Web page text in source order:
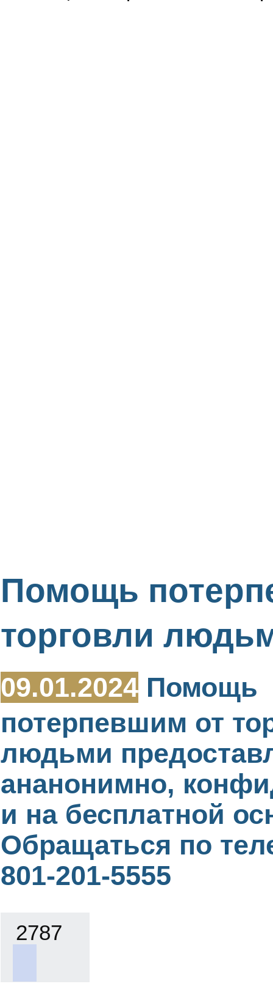
Помощь
торговли
09.01.2024 Помощь
потерпевшим от
людьми
ананонимно,
и на бесплатной
Обращаться по
801-201-5555
2787